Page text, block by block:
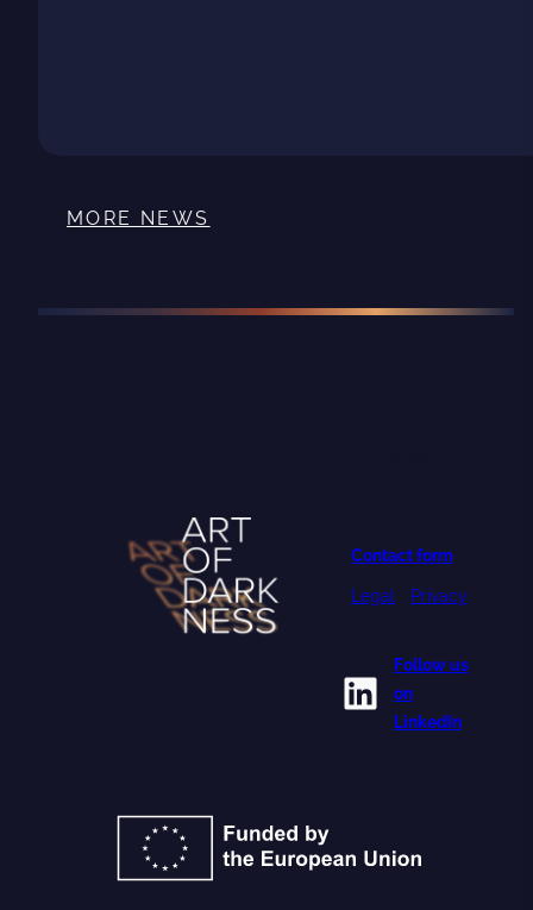
MORE NEWS
Contact form
Legal Privacy
LinkedIn
Follow us
on
LinkedIn